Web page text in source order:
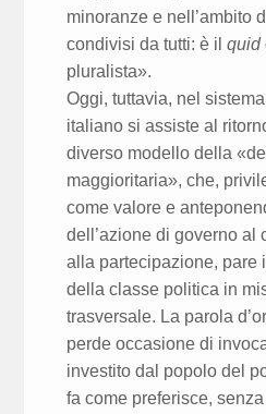
minoranze e nell’ambito
condivisi da tutti: è ilquid
pluralista».
Oggi, tuttavia, nel
italiano si assiste al
diverso modello della
maggioritaria», che,
come valore e
dell’azione di governo al
alla partecipazione, pare
della classe politica in
trasversale. La parola
perde occasione di
investito dal popolo del
fa come preferisce,